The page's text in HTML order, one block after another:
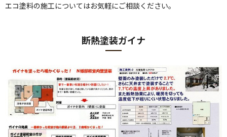
エコ塗料の施工についてはお気軽にご相談ください。
断熱塗装ガイナ